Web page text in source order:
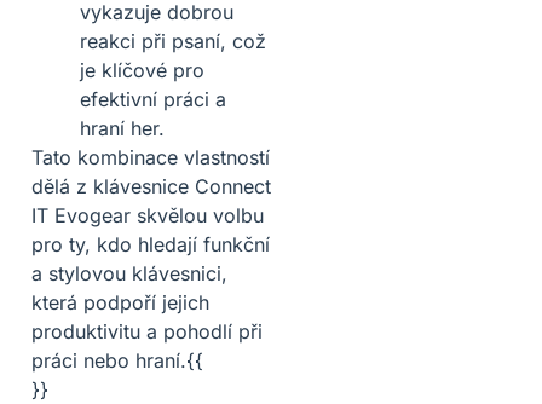
vykazuje dobrou
reakci při psaní, což
je klíčové pro
efektivní práci a
hraní her.
Tato kombinace vlastností
dělá z klávesnice Connect
IT Evogear skvělou volbu
pro ty, kdo hledají funkční
a stylovou klávesnici,
která podpoří jejich
produktivitu a pohodlí při
práci nebo hraní.{{
}}